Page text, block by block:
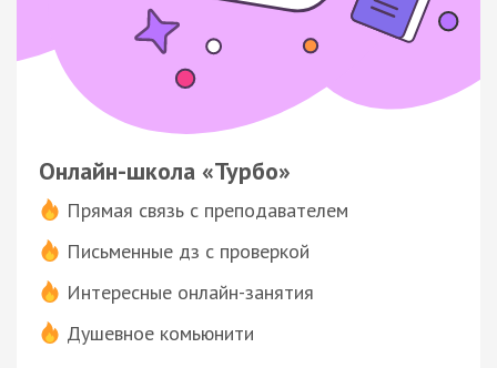
Онлайн-школа «Турбо»
Прямая связь с преподавателем
Письменные дз с проверкой
Интересные онлайн-занятия
Душевное комьюнити